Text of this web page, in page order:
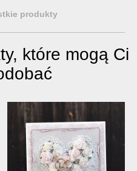
produkty
które mogą Ci